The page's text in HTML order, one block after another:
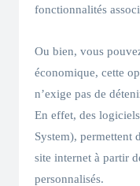
fonctionnalités
Ou bien, vous
économique, cette
n’exige pas de
En effet, des
System), permettent
site internet à partir
personnalisés.